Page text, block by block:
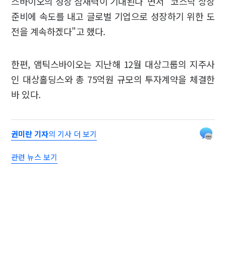
준비에 속도를 내고 글로벌 기업으로 성장하기 위한 도
전을 계속하겠다"고 했다.
한편, 앰틱스바이오는 지난해 12월 대상그룹의 지주사
인 대상홀딩스와 총 75억원 규모의 투자계약을 체결한
바 있다.
권미란 기자의 기사 더 보기
관련 뉴스 보기